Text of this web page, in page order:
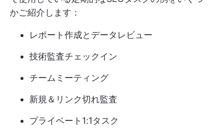
かご紹介します：
レポート作成とデータレビュー
技術監査チェックイン
チームミーティング
新規＆リンク切れ監査
プライベート1:1タスク